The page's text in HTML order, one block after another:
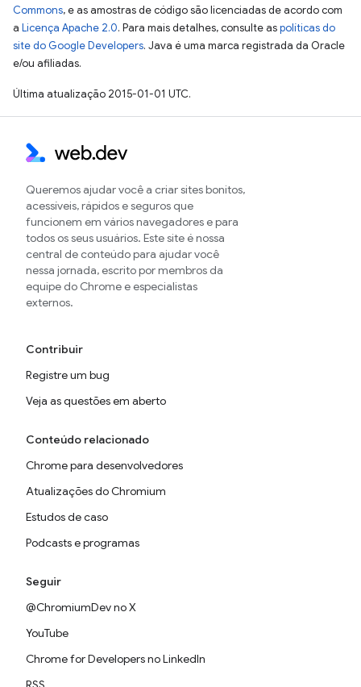
Commons, e as amostras de código são licenciadas de acordo com
a Licença Apache 2.0. Para mais detalhes, consulte aspolíticas do
site do Google Developers. Java é uma marca registrada da Oracle
e/ou afiliadas.
Última atualização 2015-01-01 UTC.
Queremos ajudar você a criar sites bonitos,
acessíveis, rápidos e seguros que
funcionem em vários navegadores e para
todos os seus usuários. Este site é nossa
central de conteúdo para ajudar você
nessa jornada, escrito por membros da
equipe do Chrome e especialistas
externos.
Contribuir
Registre um bug
Veja as questões em aberto
Conteúdo relacionado
Chrome para desenvolvedores
Atualizações do Chromium
Estudos de caso
Podcasts e programas
Seguir
@ChromiumDev no X
YouTube
Chrome for Developers no LinkedIn